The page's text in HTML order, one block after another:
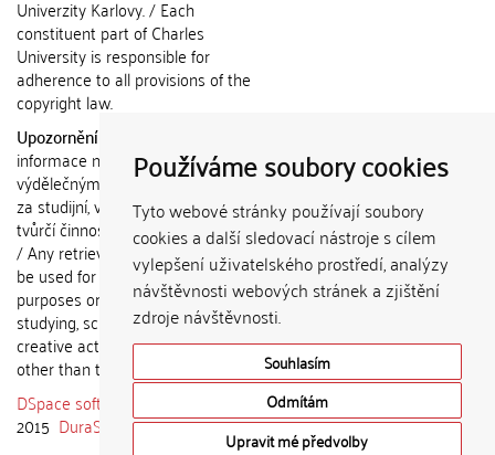
Používáme soubory cookies
Tyto webové stránky používají soubory
cookies a další sledovací nástroje s cílem
vylepšení uživatelského prostředí, analýzy
návštěvnosti webových stránek a zjištění
zdroje návštěvnosti.
Souhlasím
Odmítám
Upravit mé předvolby
Univerzity Karlovy. / Each
constituent part of Charles
University is responsible for
adherence to all provisions of the
copyright law.
Upozornění / Notice:
informace nemohou být použity k
výdělečným účelům nebo vydávány
za studijní, vědeckou nebo jinou
tvůrčí činnost jiné osoby než autora.
/ Any retrieved information shall not
be used for any commercial
purposes or claimed as results of
studying, scientific or any other
creative activities of any person
other than the author.
DSpace software
copyright © 2002-
2015 DuraSpace